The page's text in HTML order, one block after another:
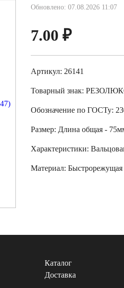
Обновлено: 07.08.2026 11:07
7.00 ₽
Артикул: 26141
Товарный знак:
Обозначение по ГОСТу:
Размер: Длина общая -
Характеристики:
Материал:
Каталог
Доставка